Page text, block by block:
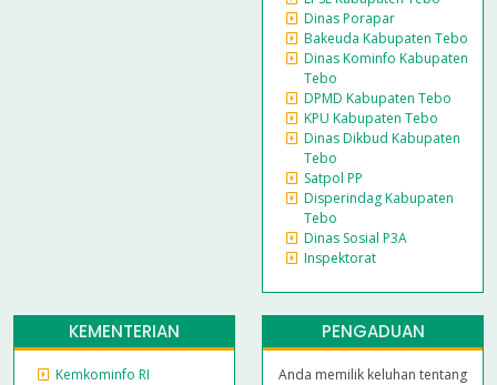
Dinas Porapar
Bakeuda Kabupaten Tebo
Dinas Kominfo Kabupaten
Tebo
DPMD Kabupaten Tebo
KPU Kabupaten Tebo
Dinas Dikbud Kabupaten
Tebo
Satpol PP
Disperindag Kabupaten
Tebo
Dinas Sosial P3A
Inspektorat
KEMENTERIAN
Kemkominfo RI
PENGADUAN
Anda memilik keluhan tentang